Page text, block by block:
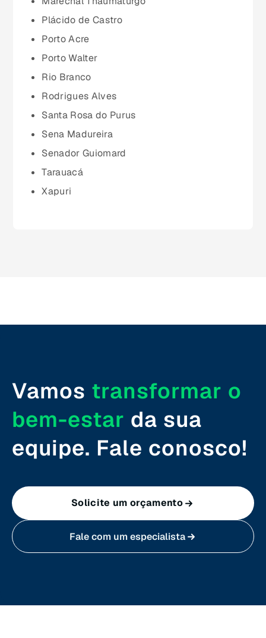
Paraíba (PB)
Paraná (PR)
Rio Grande do Sul (RS)
Roraima (RR)
Sergipe (SE)
Tocantins (TO)
Plácido de Castro
Porto Acre
Porto Walter
Rio Branco
Rodrigues Alves
Santa Rosa do Purus
Sena Madureira
Senador Guiomard
Tarauacá
Xapuri
Vamos transformar o
bem-estar da sua
equipe. Fale conosco!
Solicite um orçamento
Fale com um especialista